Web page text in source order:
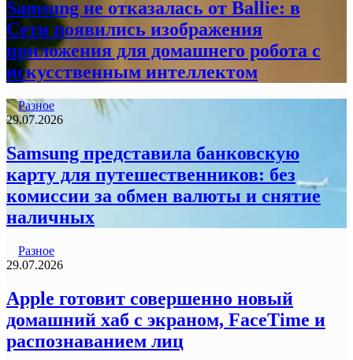
Samsung не отказалась от Ballie: в
Сети появились изображения
приложения для домашнего робота с
искусственным интеллектом
Разное
29.07.2026
Samsung представила банковскую
карту для путешественников: без
комиссии за обмен валюты и снятие
наличных
Разное
29.07.2026
Apple готовит совершенно новый
домашний хаб с экраном, FaceTime и
распознаванием лиц